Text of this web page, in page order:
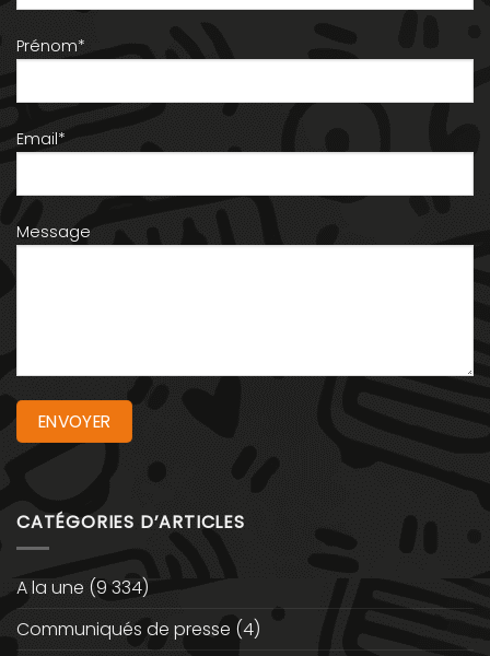
Prénom*
Email*
Message
CATÉGORIES D’ARTICLES
A la une (9 334)
Communiqués de presse (4)